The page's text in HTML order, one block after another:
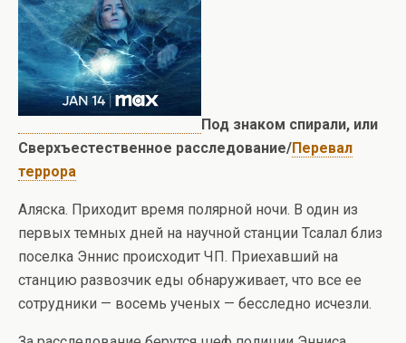
Под знаком спирали, или
Сверхъестественное расследование/Перевал
террора
Аляска. Приходит время полярной ночи. В один из
первых темных дней на научной станции Тсалал близ
поселка Эннис происходит ЧП. Приехавший на
станцию развозчик еды обнаруживает, что все ее
сотрудники — восемь ученых — бесследно исчезли.